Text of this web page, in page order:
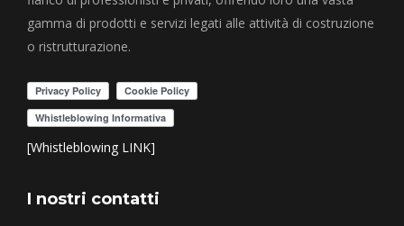
gamma di prodotti e servizi legati alle attività di costruzione
o ristrutturazione.
[Whistleblowing LINK]
I nostri contatti